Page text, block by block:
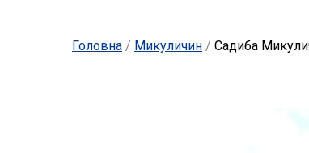
Головна / Микуличин / Садиба